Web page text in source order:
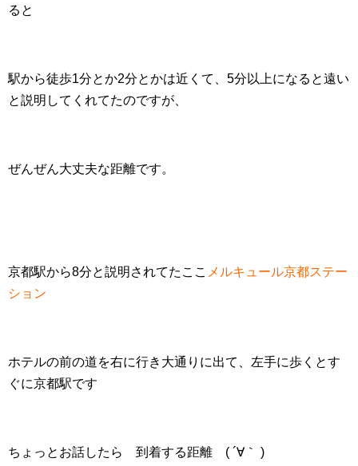
ると
駅から徒歩1分とか2分とかは近くて、5分以上になると遠い
と説明してくれてたのですが、
ぜんぜん大丈夫な距離です。
京都駅から8分と説明されてたここ メルキュール京都ステー
ション
ホテルの前の道を右に行き大通りに出て、左手に歩くとす
ぐに京都駅です
ちょっとお話したら 到着する距離 ( ´∀｀ )